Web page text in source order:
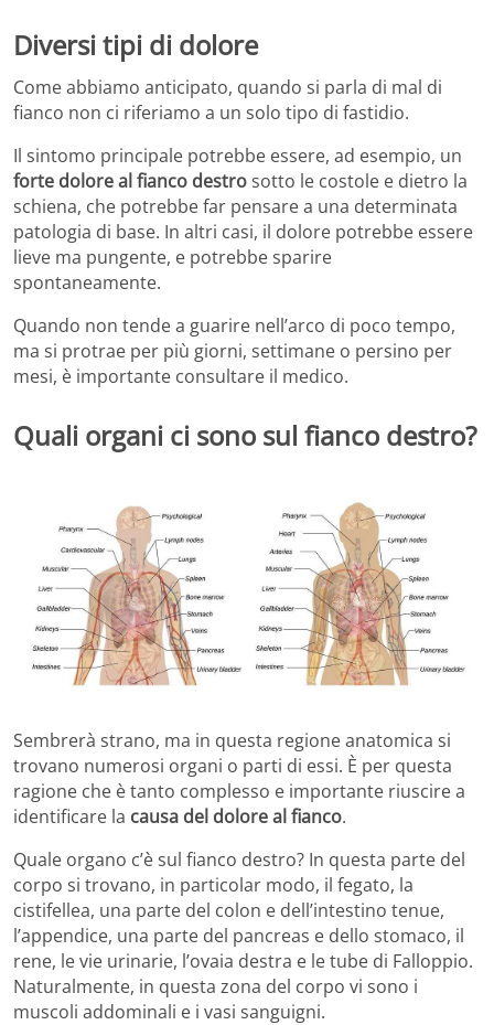
Diversi tipi di dolore
Come abbiamo anticipato, quando si parla di mal di
fianco non ci riferiamo a un solo tipo di fastidio.
Il sintomo principale potrebbe essere, ad esempio, un
forte dolore al fianco destrosotto le costole e dietro la
schiena, che potrebbe far pensare a una determinata
patologia di base. In altri casi, il dolore potrebbe essere
lieve ma pungente, e potrebbe sparire
spontaneamente.
Quando non tende a guarire nell’arco di poco tempo,
ma si protrae per più giorni, settimane o persino per
mesi, è importante consultare il medico.
Quali organi ci sono sul fianco destro?
Sembrerà strano, ma in questa regione anatomica si
trovano numerosi organi o parti di essi. È per questa
ragione che è tanto complesso e importante riuscire a
identificare la causa del dolore al fianco.
Quale organo c’è sul fianco destro? In questa parte del
corpo si trovano, in particolar modo, il fegato, la
cistifellea, una parte del colon e dell’intestino tenue,
l’appendice, una parte del pancreas e dello stomaco, il
rene, le vie urinarie, l’ovaia destra e le tube di Falloppio.
Naturalmente, in questa zona del corpo vi sono i
muscoli addominali e i vasi sanguigni.